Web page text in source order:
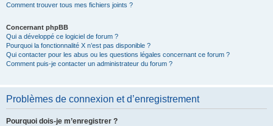
Comment trouver tous mes fichiers joints ?
Concernant phpBB
Qui a développé ce logiciel de forum ?
Pourquoi la fonctionnalité X n’est pas disponible ?
Qui contacter pour les abus ou les questions légales concernant ce forum ?
Comment puis-je contacter un administrateur du forum ?
Problèmes de connexion et d’enregistrement
Pourquoi dois-je m’enregistrer ?